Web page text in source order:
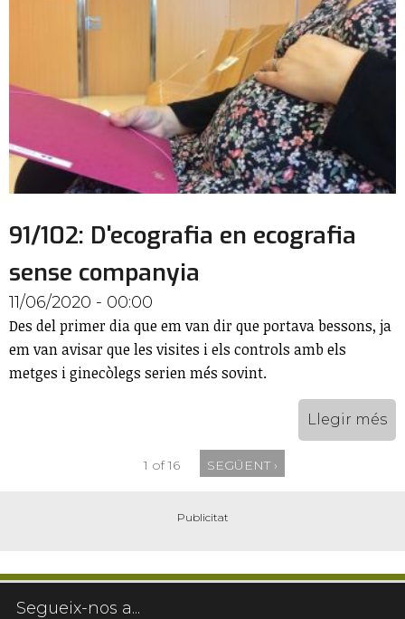
91/102: D'ecografia en ecografia
sense companyia
11/06/2020 - 00:00
Des del primer dia que em van dir que portava bessons, ja
em van avisar que les visites i els controls amb els
metges i ginecòlegs serien més sovint.
Llegir més
1 of 16 SEGÜENT ›
Segueix-nos a...